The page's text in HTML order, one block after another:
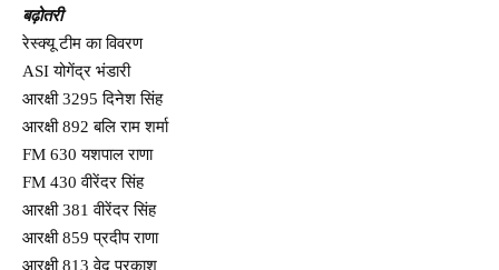
बढ़ोतरी
रेस्क्यू टीम का विवरण
ASI योगेंद्र भंडारी
आरक्षी 3295 दिनेश सिंह
आरक्षी 892 बलि राम शर्मा
FM 630 यशपाल राणा
FM 430 वीरेंदर सिंह
आरक्षी 381 वीरेंदर सिंह
आरक्षी 859 प्रदीप राणा
आरक्षी 813 वेद प्रकाश